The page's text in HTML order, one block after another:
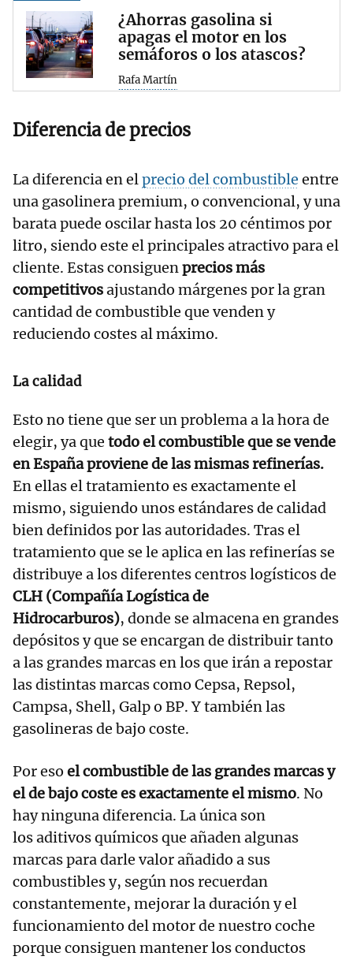
¿Ahorras gasolina si
apagas el motor en los
semáforos o los atascos?
Rafa Martín
Diferencia de precios
La diferencia en elprecio del combustible entre
una gasolinera premium, o convencional, y una
barata puede oscilar hasta los 20 céntimos por
litro, siendo este el principales atractivo para el
cliente. Estas consiguenprecios más
competitivosajustando márgenes por la gran
cantidad de combustible que venden y
reduciendo costes al máximo.
La calidad
Esto no tiene que ser un problema a la hora de
elegir, ya que todo el combustible que se vende
en Españaproviene de las mismas refinerías.
En ellas el tratamiento es exactamente el
mismo, siguiendo unos estándares de calidad
bien definidos por las autoridades. Tras el
tratamiento que se le aplica en las refinerías se
distribuye a los diferentes centros logísticos de
CLH (Compañía Logística de
Hidrocarburos), donde se almacena en grandes
depósitos y que se encargan de distribuir tanto
a las grandes marcas en los que irán a repostar
las distintas marcas como Cepsa, Repsol,
Campsa, Shell, Galp o BP. Y también las
gasolineras de bajo coste.
Por eso el combustible de las grandes marcas y
el de bajo coste es exactamente el mismo. No
hay ninguna diferencia. La única son
los aditivos químicos que añaden algunas
marcas para darle valor añadido a sus
combustibles y, según nos recuerdan
constantemente, mejorar la duración y el
funcionamiento del motor de nuestro coche
porque consiguen mantener los conductos